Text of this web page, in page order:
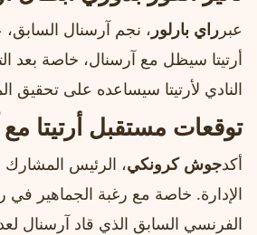
عبر راي بارلور ، نجم آرسنال السابق،
أرتيتا سيظل مع آرسنال، خاصة بعد
النادي لأرتيتا سيساعده على تحقيق
توقعات مستقبل أرتيتا
أكدجوش كرونكي، الرئيس المشارك
الإدارة. خاصة مع رغبة الجماهير
الفرنسي السابق الذي قاد آرسنال